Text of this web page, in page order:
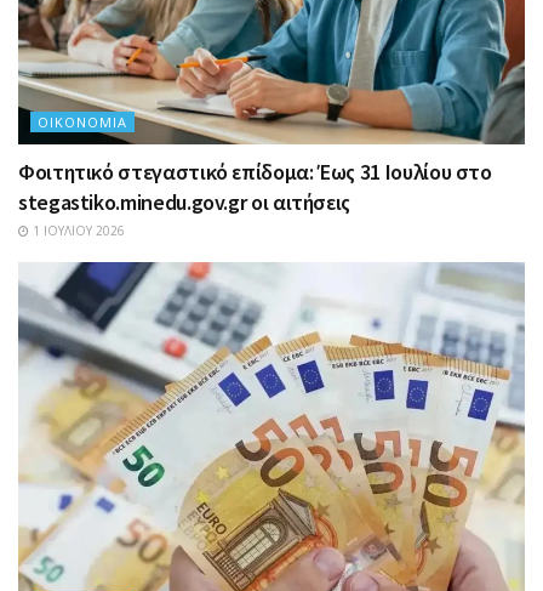
ΟΙΚΟΝΟΜΊΑ
Φοιτητικό στεγαστικό επίδομα: Έως 31 Ιουλίου στο
stegastiko.minedu.gov.gr οι αιτήσεις
1 ΙΟΥΛΊΟΥ 2026